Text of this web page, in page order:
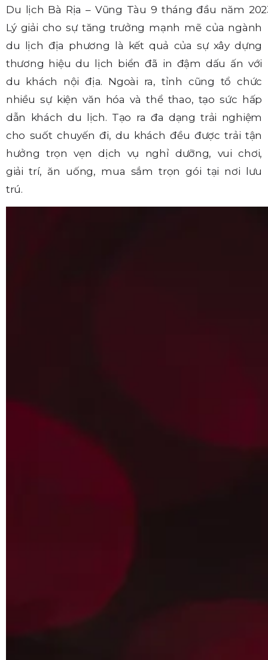
Du lịch Bà Rịa – Vũng Tàu 9 tháng đầu năm
Lý giải cho sự tăng trưởng mạnh mẽ của ngành
du lịch địa phương là kết quả của sự xây dựng
thương hiệu du lịch biển đã in đậm dấu ấn với
du khách nội địa. Ngoài ra, tỉnh cũng tổ chức
nhiều sự kiện văn hóa và thể thao, tạo sức hấp
dẫn khách du lịch. Tạo ra đa dạng trải nghiệm
cho suốt chuyến đi, du khách đều được trải tận
hưởng trọn vẹn dịch vụ nghỉ dưỡng, vui chơi,
giải trí, ăn uống, mua sắm trọn gói tại nơi lưu
trú.